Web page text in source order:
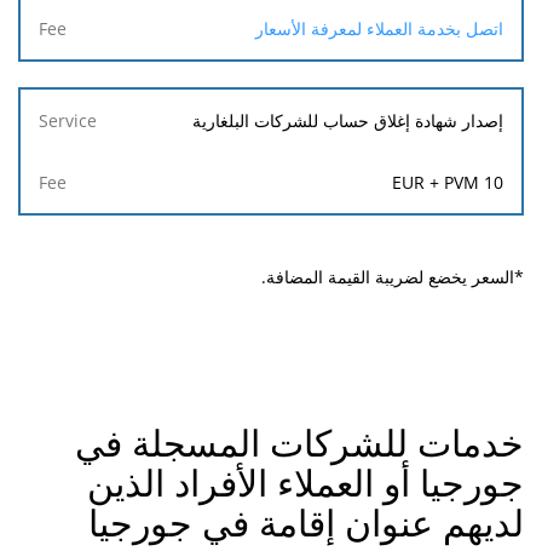
اتصل بخدمة العملاء لمعرفة الأسعار
إصدار شهادة إغلاق حساب للشركات البلغارية
10 EUR + PVM
*السعر يخضع لضريبة القيمة المضافة.
خدمات للشركات المسجلة في
جورجيا أو العملاء الأفراد الذين
لديهم عنوان إقامة في جورجيا